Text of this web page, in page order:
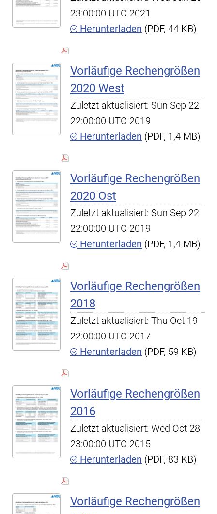
23:00:00 UTC 2021
Herunterladen (PDF, 44 KB)
Vorläufige Rechengrößen
2020 West
Zuletzt aktualisiert: Sun Sep 22
22:00:00 UTC 2019
Herunterladen (PDF, 1,4 MB)
Vorläufige Rechengrößen
2020 Ost
Zuletzt aktualisiert: Sun Sep 22
22:00:00 UTC 2019
Herunterladen (PDF, 1,4 MB)
Vorläufige Rechengrößen
2018
Zuletzt aktualisiert: Thu Oct 19
22:00:00 UTC 2017
Herunterladen (PDF, 59 KB)
Vorläufige Rechengrößen
2016
Zuletzt aktualisiert: Wed Oct 28
23:00:00 UTC 2015
Herunterladen (PDF, 83 KB)
Vorläufige Rechengrößen